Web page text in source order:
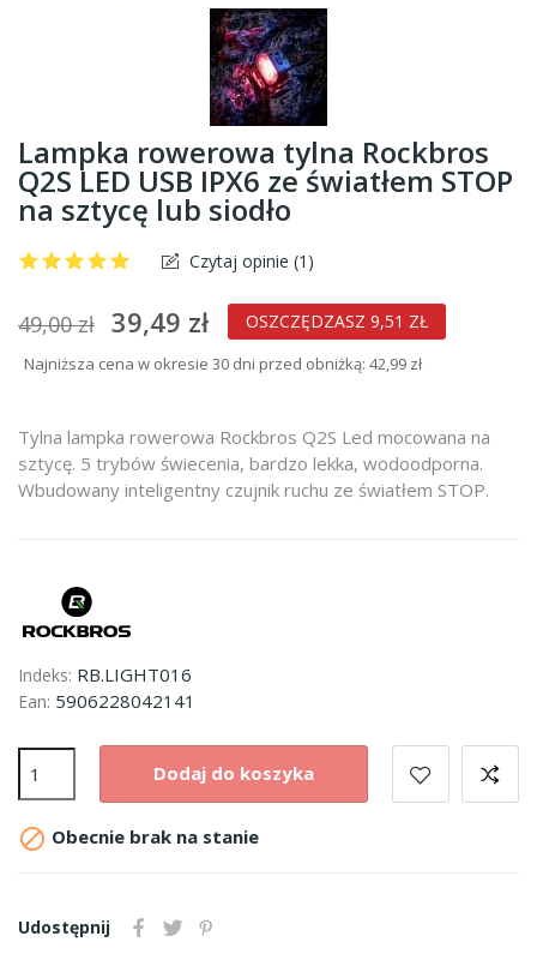
Lampka rowerowa tylna Rockbros
Q2S LED USB IPX6 ze światłem STOP
na sztycę lub siodło
Czytaj opinie (1 )
49,00 zł 39,49 zł OSZCZĘDZASZ 9,51 ZŁ
Najniższa cena w okresie 30 dni przed obniżką: 42,99 zł
Tylna lampka rowerowa Rockbros Q2S Led mocowana na
sztycę. 5 trybów świecenia, bardzo lekka, wodoodporna.
Wbudowany inteligentny czujnik ruchu ze światłem STOP.
Indeks: RB.LIGHT016
Ean: 5906228042141
Dodaj do koszyka
 Obecnie brak na stanie
Udostępnij